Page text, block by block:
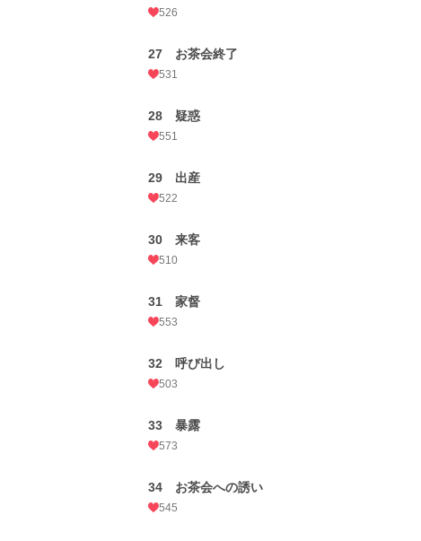
526
27 お茶会終了
531
28 疑惑
551
29 出産
522
30 来客
510
31 家督
553
32 呼び出し
503
33 暴露
573
34 お茶会への誘い
545